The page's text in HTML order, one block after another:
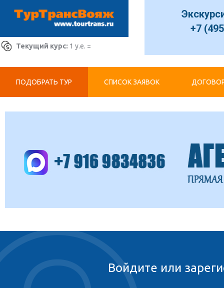
Текущий курс: 1 у.е. =
+7
ПОДОБРАТЬ ТУР СПИСОК ЗАЯВОК
Войдите или